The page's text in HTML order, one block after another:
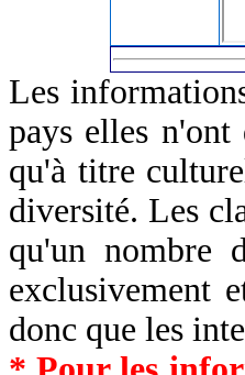
Les
pays elles
qu'à titre
diversité. Les
qu'un nombre
exclusivement
donc que les